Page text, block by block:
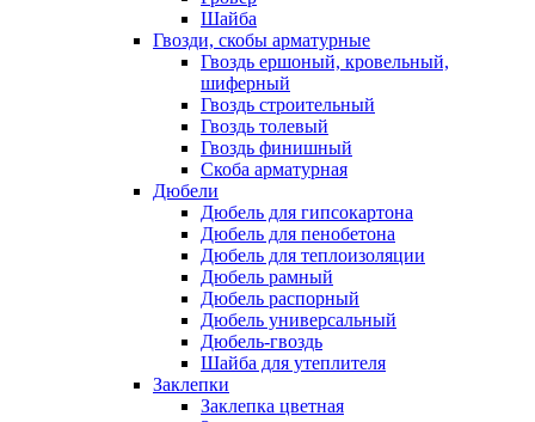
Шайба
Гвозди, скобы арматурные
Гвоздь ершоный, кровельный,
шиферный
Гвоздь строительный
Гвоздь толевый
Гвоздь финишный
Скоба арматурная
Дюбели
Дюбель для гипсокартона
Дюбель для пенобетона
Дюбель для теплоизоляции
Дюбель рамный
Дюбель распорный
Дюбель универсальный
Дюбель-гвоздь
Шайба для утеплителя
Заклепки
Заклепка цветная